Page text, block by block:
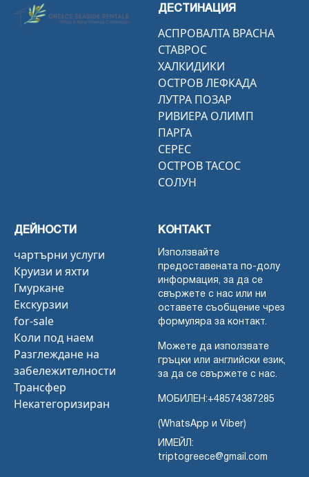
ДЕСТИНАЦИЯ
АСПРОВАЛТА ВРАСНА
СТАВРОС
ХАЛКИДИКИ
ОСТРОВ ЛЕФКАДА
ЛУТРА ПОЗАР
РИВИЕРА ОЛИМП
ПАРГА
СЕРЕС
ОСТРОВ ТАСОС
СОЛУН
ДЕЙНОСТИ
чартърни услуги
Круизи и яхти
Гмуркане
Екскурзии
for-sale
Коли под наем
Разглеждане на
забележителности
Трансфер
Некатегоризиран
КОНТАКТ
Използвайте
предоставената по-долу
информация, за да се
свържете с нас или ни
оставете съобщение чрез
формуляра за контакт.
Можете да използвате
гръцки или английски език,
за да се свържете с нас.
МОБИЛЕН:+48574387285
(WhatsApp и Viber)
ИМЕЙЛ:
triptogreece@gmail.com